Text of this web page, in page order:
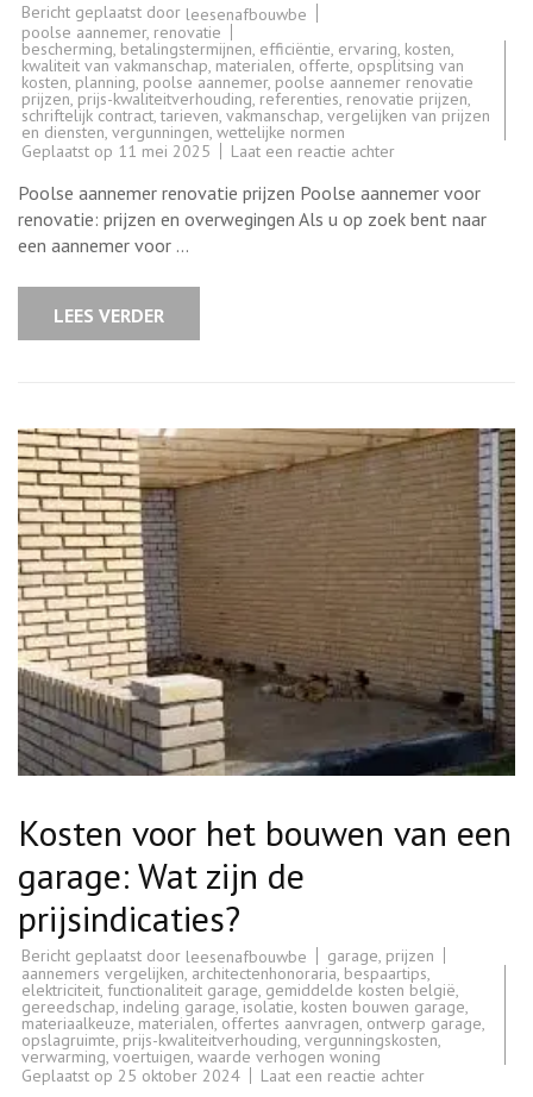
Bericht geplaatst door leesenafbouwbe
poolse aannemer, renovatie
bescherming, betalingstermijnen, efficiëntie, ervaring, kosten,
kwaliteit van vakmanschap, materialen, offerte, opsplitsing van
kosten, planning, poolse aannemer, poolse aannemer renovatie
prijzen, prijs-kwaliteitverhouding, referenties, renovatie prijzen,
schriftelijk contract,tarieven, vakmanschap, vergelijken van prijzen
en diensten, vergunningen, wettelijke normen
Geplaatst op 11 mei 2025 Laat een reactie achterop
aannemer
renovatie
prijzen
Poolse aannemer renovatie prijzen Poolse aannemer voor
renovatie: prijzen en overwegingen Als u op zoek bent naar
een aannemer voor …
LEES VERDER
Kosten voor het bouwen van een
garage: Wat zijn de
prijsindicaties?
Bericht geplaatst door leesenafbouwbe garage, prijzen
aannemers vergelijken, architectenhonoraria, bespaartips,
elektriciteit, functionaliteit garage, gemiddelde kosten belgië,
gereedschap, indeling garage,isolatie, kosten bouwen garage,
materiaalkeuze, materialen,offertes aanvragen, ontwerp garage,
opslagruimte, prijs-kwaliteitverhouding, vergunningskosten,
verwarming, voertuigen, waarde verhogen woning
Geplaatst op 25 oktober 2024 Laat een reactie achterop